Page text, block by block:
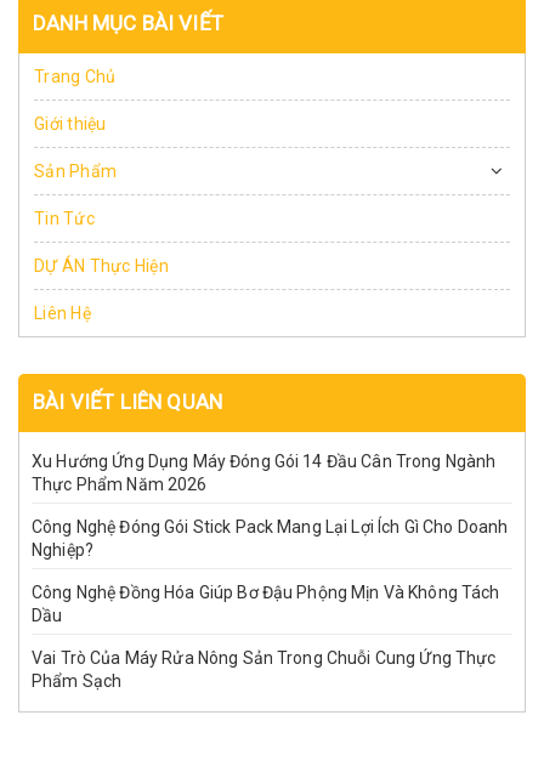
DANH MỤC BÀI VIẾT
Trang Chủ
Giới thiệu
Sản Phẩm
Tin Tức
DỰ ÁN Thực Hiện
Liên Hệ
BÀI VIẾT LIÊN QUAN
Xu Hướng Ứng Dụng Máy Đóng Gói 14 Đầu Cân Trong Ngành
Thực Phẩm Năm 2026
Công Nghệ Đóng Gói Stick Pack Mang Lại Lợi Ích Gì Cho Doanh
Nghiệp?
Công Nghệ Đồng Hóa Giúp Bơ Đậu Phộng Mịn Và Không Tách
Dầu
Vai Trò Của Máy Rửa Nông Sản Trong Chuỗi Cung Ứng Thực
Phẩm Sạch